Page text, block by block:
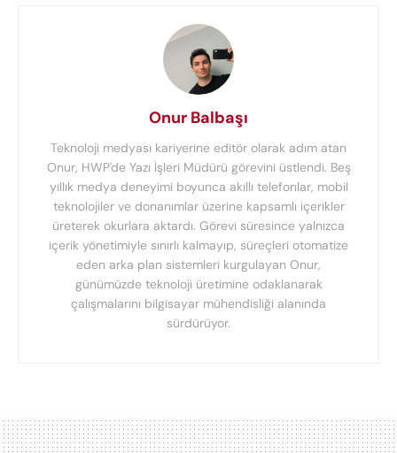
Onur Balbaşı
Teknoloji medyası kariyerine editör olarak adım atan
Onur, HWP'de Yazı İşleri Müdürü görevini üstlendi. Beş
yıllık medya deneyimi boyunca akıllı telefonlar, mobil
teknolojiler ve donanımlar üzerine kapsamlı içerikler
üreterek okurlara aktardı. Görevi süresince yalnızca
içerik yönetimiyle sınırlı kalmayıp, süreçleri otomatize
eden arka plan sistemleri kurgulayan Onur,
günümüzde teknoloji üretimine odaklanarak
çalışmalarını bilgisayar mühendisliği alanında
sürdürüyor.